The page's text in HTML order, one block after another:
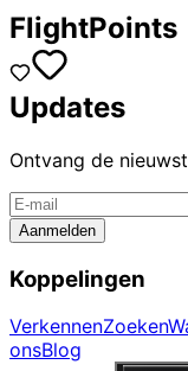
FlightPoints
Updates
Ontvang de
Aanmelden
Koppelingen
VerkennenZoeken
onsBlog